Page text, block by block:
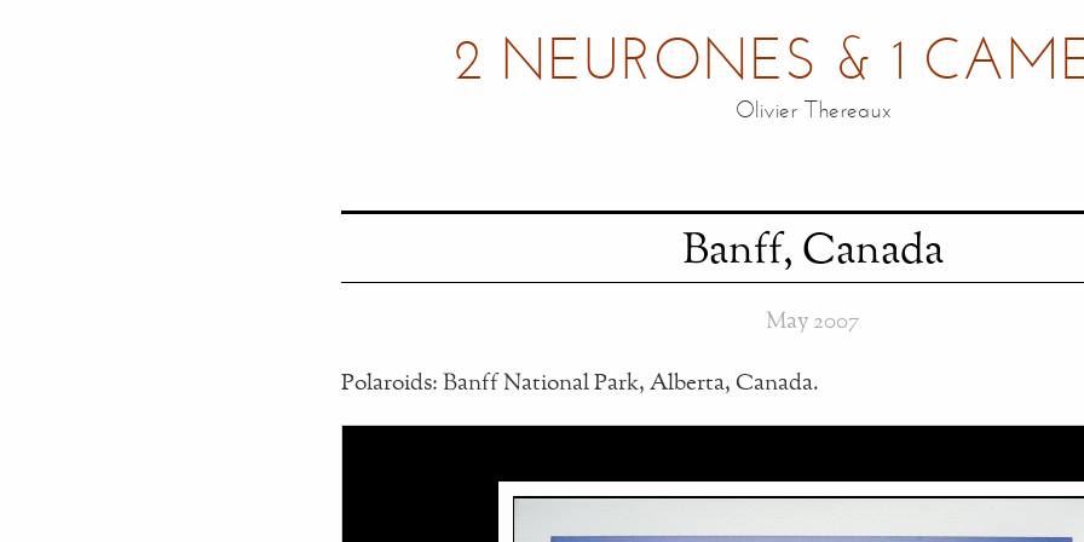
2 NEURONES & 1
Olivier Thereaux
Banff, Canada
May 2007
Polaroids: Banff National Park, Alberta, Canada.